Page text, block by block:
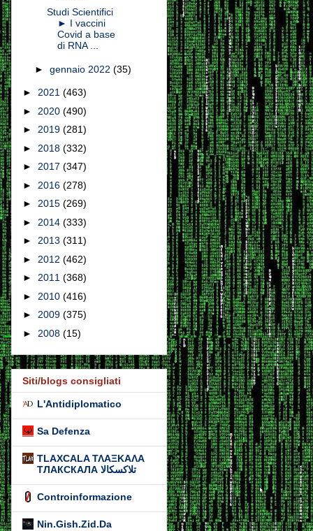
Studi Scientifici
► I vaccini
Covid a base
di RNA ...
► gennaio 2022 (35)
► 2021 (463)
► 2020 (490)
► 2019 (281)
► 2018 (332)
► 2017 (347)
► 2016 (278)
► 2015 (269)
► 2014 (333)
► 2013 (311)
► 2012 (462)
► 2011 (368)
► 2010 (416)
► 2009 (375)
► 2008 (15)
Siti/blogs consigliati
L'Antidiplomatico
Sa Defenza
TLAXCALA ΤΛΑΞΚΑΛΑ
ТЛАКСКАЛА تلاكسكالا
Controinformazione
Nin.Gish.Zid.Da